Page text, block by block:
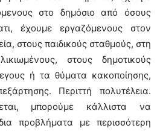
στο δημόσιο από όσους
έχουμε εργαζόμενους στον
στους παιδικούς σταθμούς, στη
στους δημοτικούς
ή τα θύματα κακοποίησης,
Περιττή πολυτέλεια.
μπορούμε κάλλιστα να
προβλήματα με περισσότερη